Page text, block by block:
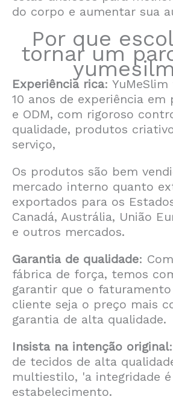
do corpo e aumentar sua
Por que
tornar um
Experiência rica:
10 anos de experiência em
e ODM, com rigoroso
qualidade, produtos
serviço,
Os produtos são bem
mercado interno quanto
exportados para os
Canadá, Austrália, União
e outros mercados.
Garantia de qualidade:
fábrica de força, temos
garantir que o
cliente seja o preço mais
garantia de alta qualidade.
Insista na intenção original
de tecidos de alta
multiestilo, 'a integridade
estabelecimento.